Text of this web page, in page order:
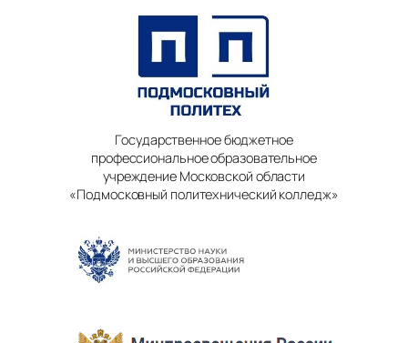
Государственное бюджетное
профессиональное образовательное
учреждение Московской области
«Подмосковный политехнический колледж»